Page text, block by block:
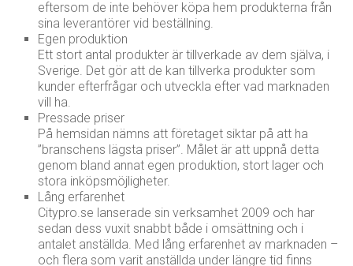
eftersom de inte behöver köpa hem produkterna från
sina leverantörer vid beställning.
Egen produktion
Ett stort antal produkter är tillverkade av dem själva, i
Sverige. Det gör att de kan tillverka produkter som
kunder efterfrågar och utveckla efter vad marknaden
vill ha.
Pressade priser
På hemsidan nämns att företaget siktar på att ha
”branschens lägsta priser”. Målet är att uppnå detta
genom bland annat egen produktion, stort lager och
stora inköpsmöjligheter.
Lång erfarenhet
Citypro.se lanserade sin verksamhet 2009 och har
sedan dess vuxit snabbt både i omsättning och i
antalet anställda. Med lång erfarenhet av marknaden –
och flera som varit anställda under längre tid finns